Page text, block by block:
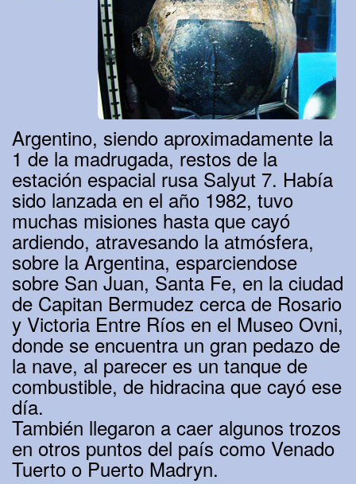
Argentino, siendo aproximadamente la
1 de la madrugada, restos de la
estación espacial rusa Salyut 7. Había
sido lanzada en el año 1982, tuvo
muchas misiones hasta que cayó
ardiendo, atravesando la atmósfera,
sobre la Argentina, esparciendose
sobre San Juan, Santa Fe, en la ciudad
de Capitan Bermudez cerca de Rosario
y Victoria Entre Ríos en el Museo Ovni,
donde se encuentra un gran pedazo de
la nave, al parecer es un tanque de
combustible, de hidracina que cayó ese
día.
También llegaron a caer algunos trozos
en otros puntos del país como Venado
Tuerto o Puerto Madryn.